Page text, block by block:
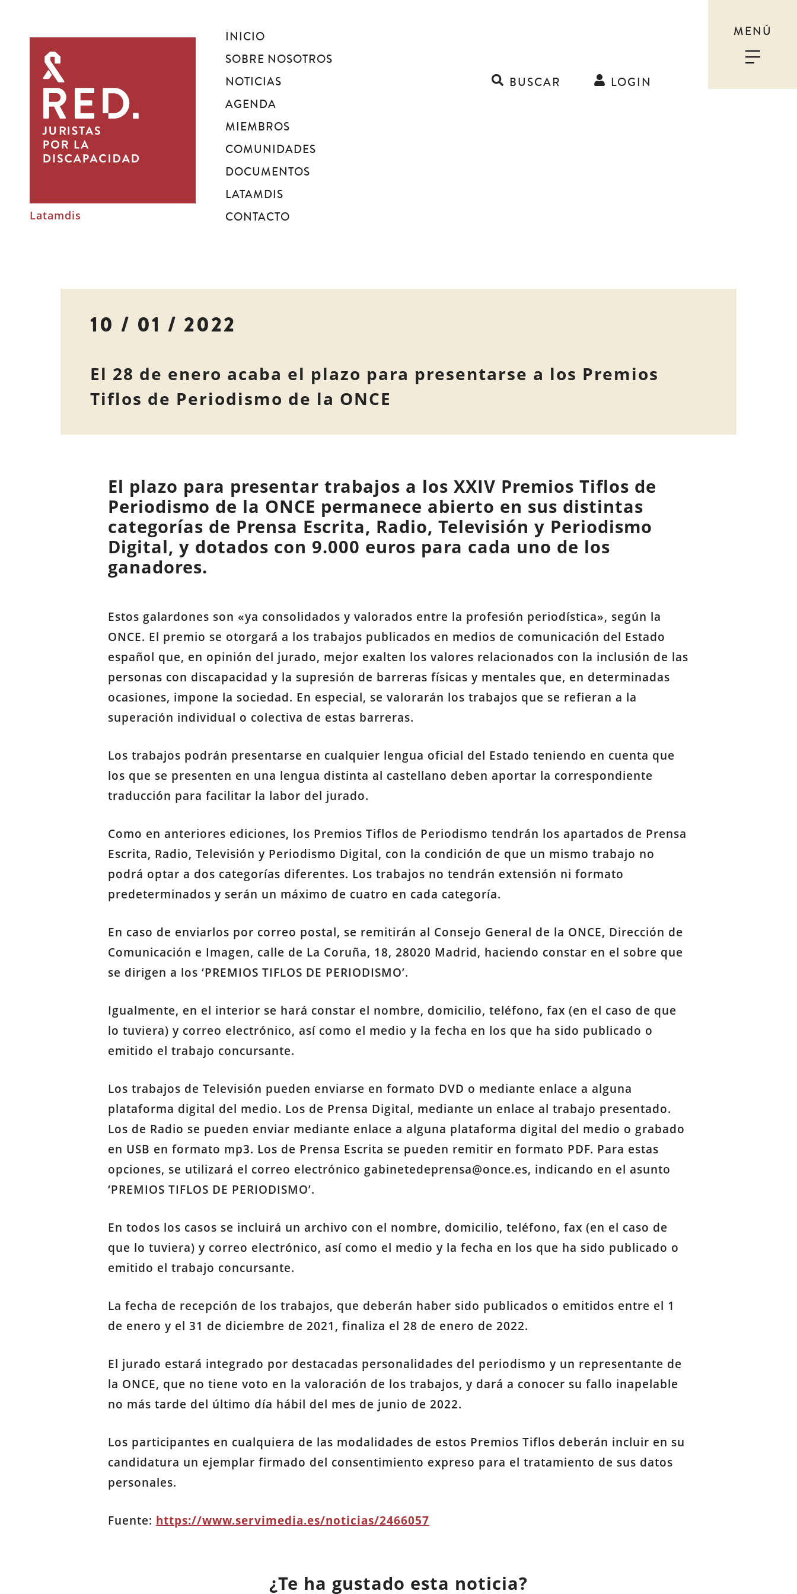
por
discapacidad
Latamdis
INICIO
SOBRE NOSOTROS
NOTICIAS
AGENDA
MIEMBROS
COMUNIDADES
DOCUMENTOS
LATAMDIS
CONTACTO
MENÚ
BUSCAR LOGIN
10 / 01 / 2022
El 28 de enero acaba el plazo para presentarse a los Premios
Tiflos de Periodismo de la ONCE
El plazo para presentar trabajos a los XXIV Premios Tiflos de
Periodismo de la ONCE permanece abierto en sus distintas
categorías de Prensa Escrita, Radio, Televisión y Periodismo
Digital, y dotados con 9.000 euros para cada uno de los
ganadores.
Estos galardones son «ya consolidados y valorados entre la profesión periodística», según la
ONCE. El premio se otorgará a los trabajos publicados en medios de comunicación del Estado
español que, en opinión del jurado, mejor exalten los valores relacionados con la inclusión de las
personas con discapacidad y la supresión de barreras físicas y mentales que, en determinadas
ocasiones, impone la sociedad. En especial, se valorarán los trabajos que se refieran a la
superación individual o colectiva de estas barreras.
Los trabajos podrán presentarse en cualquier lengua oficial del Estado teniendo en cuenta que
los que se presenten en una lengua distinta al castellano deben aportar la correspondiente
traducción para facilitar la labor del jurado.
Como en anteriores ediciones, los Premios Tiflos de Periodismo tendrán los apartados de Prensa
Escrita, Radio, Televisión y Periodismo Digital, con la condición de que un mismo trabajo no
podrá optar a dos categorías diferentes. Los trabajos no tendrán extensión ni formato
predeterminados y serán un máximo de cuatro en cada categoría.
En caso de enviarlos por correo postal, se remitirán al Consejo General de la ONCE, Dirección de
Comunicación e Imagen, calle de La Coruña, 18, 28020 Madrid, haciendo constar en el sobre que
se dirigen a los ‘PREMIOS TIFLOS DE PERIODISMO’.
Igualmente, en el interior se hará constar el nombre, domicilio, teléfono, fax (en el caso de que
lo tuviera) y correo electrónico, así como el medio y la fecha en los que ha sido publicado o
emitido el trabajo concursante.
Los trabajos de Televisión pueden enviarse en formato DVD o mediante enlace a alguna
plataforma digital del medio. Los de Prensa Digital, mediante un enlace al trabajo presentado.
Los de Radio se pueden enviar mediante enlace a alguna plataforma digital del medio o grabado
en USB en formato mp3. Los de Prensa Escrita se pueden remitir en formato PDF. Para estas
opciones, se utilizará el correo electrónico gabinetedeprensa@once.es, indicando en el asunto
‘PREMIOS TIFLOS DE PERIODISMO’.
En todos los casos se incluirá un archivo con el nombre, domicilio, teléfono, fax (en el caso de
que lo tuviera) y correo electrónico, así como el medio y la fecha en los que ha sido publicado o
emitido el trabajo concursante.
La fecha de recepción de los trabajos, que deberán haber sido publicados o emitidos entre el 1
de enero y el 31 de diciembre de 2021, finaliza el 28 de enero de 2022.
El jurado estará integrado por destacadas personalidades del periodismo y un representante de
la ONCE, que no tiene voto en la valoración de los trabajos, y dará a conocer su fallo inapelable
no más tarde del último día hábil del mes de junio de 2022.
Los participantes en cualquiera de las modalidades de estos Premios Tiflos deberán incluir en su
candidatura un ejemplar firmado del consentimiento expreso para el tratamiento de sus datos
personales.
Fuente: https://www.servimedia.es/noticias/2466057
¿Te ha gustado esta noticia?